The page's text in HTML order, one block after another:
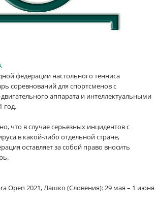
федерации настольного тенниса
соревнований для спортсменов с
аппарата и интеллектуальными
год.
что в случае серьезных инцидентов с
в какой-либо отдельной стране,
оставляет за собой право вносить
Open 2021, Лашко (Словения): 29 мая – 1 июня